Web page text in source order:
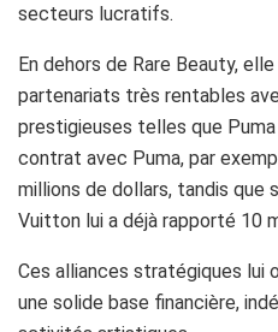
secteurs lucratifs.
En dehors de Rare Beauty,
partenariats très rentables
prestigieuses telles que
contrat avec Puma, par
millions de dollars, tandis que
Vuitton lui a déjà rapporté 10
Ces alliances stratégiques lui
une solide base financière,